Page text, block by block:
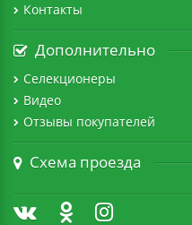
Контакты
Дополнительно
Селекционеры
Видео
Отзывы покупателей
Схема проезда